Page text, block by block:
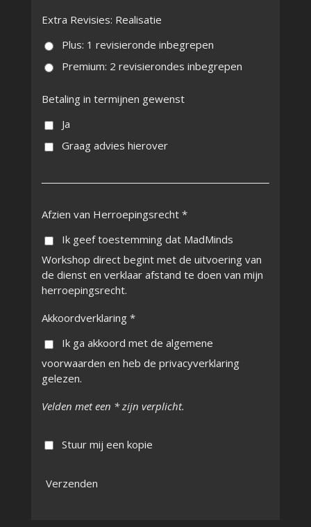
Extra Revisies: Realisatie
Plus: 1 revisieronde inbegrepen
Premium: 2 revisierondes inbegrepen
Betaling in termijnen gewenst
Ja
Graag advies hierover
Afzien van Herroepingsrecht *
Ik geef toestemming dat MadMinds
Workshop direct begint met de uitvoering van
de dienst en verklaar afstand te doen van mijn
herroepingsrecht.
Akkoordverklaring *
Ik ga akkoord met de algemene
voorwaarden en heb de privacyverklaring
gelezen.
Velden met een * zijn verplicht.
Stuur mij een kopie
Verzenden